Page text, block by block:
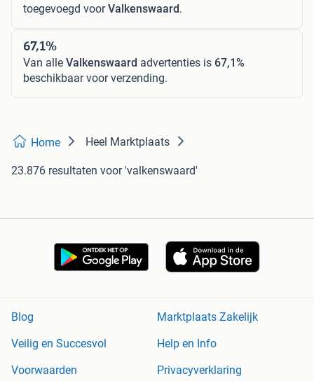
toegevoegd voorValkenswaard.
67,1%
Van alle Valkenswaard advertenties is 67,1%
beschikbaar voor verzending.
Home Heel Marktplaats
23.876 resultaten voor 'valkenswaard'
Blog
Marktplaats Zakelijk
Veilig en Succesvol
Help en Info
Voorwaarden
Privacyverklaring